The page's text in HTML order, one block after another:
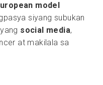
model
siyang subukan
social media,
at makilala sa